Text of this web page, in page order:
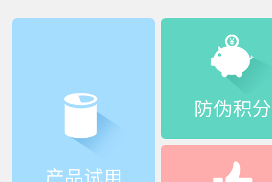
踏青游玩-好体质，
产品试用
防伪积分